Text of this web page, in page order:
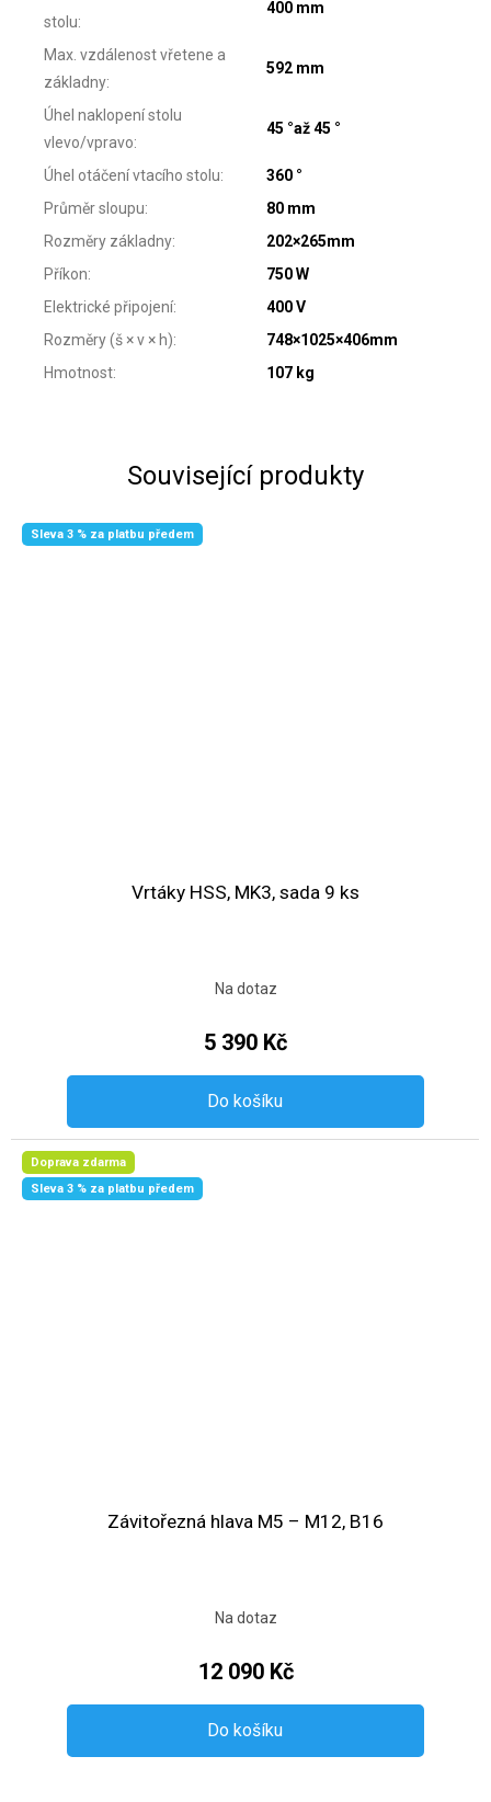
stolu:
400 mm
Max. vzdálenost vřetene a
základny:
592 mm
Úhel naklopení stolu
vlevo/vpravo:
45 °až 45 °
Úhel otáčení vtacího stolu:
360 °
Průměr sloupu:
80 mm
Rozměry základny:
202×265mm
Příkon:
750 W
Elektrické připojení:
400 V
Rozměry (š × v × h):
748×1025×406mm
Hmotnost: 107 kg
Související produkty
Sleva 3 % za platbu předem
Vrtáky HSS, MK3, sada 9 ks
Na dotaz
5 390 Kč
Do košíku
Doprava zdarma
Sleva 3 % za platbu předem
Závitořezná hlava M5 – M12, B16
Na dotaz
12 090 Kč
Do košíku